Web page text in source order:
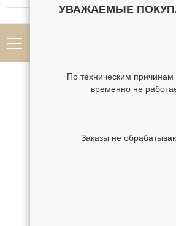
УВАЖАЕМЫЕ
По техническим причинам
временно не
Заказы не